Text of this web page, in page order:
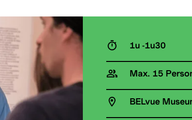
1u -1u30
Max. 15
BELvue